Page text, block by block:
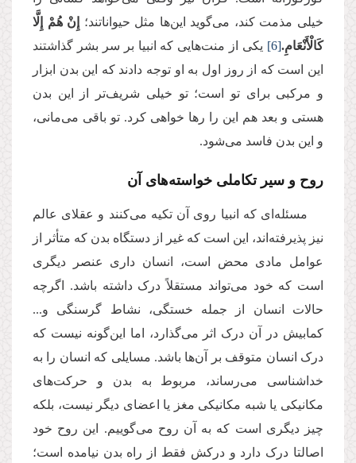
خیلی مذمت کند، می‌گوید این‌ها مثل حیواناتند؛
إِنْ هُمْ إِلَّا
كَالْأَنْعَامِ.[6] یکی از منت‌هایی که انبیا بر سر بشر گذاشتند
این است که از روز اول به او توجه دادند که این بدن ابزار
و مرکبی برای تو است؛ تو خیلی شریف‌تر از این بدن
هستی و بعد هم این را رها خواهی کرد. تو باقی می‌مانی،
و این بدن فاسد می‌شود.
روح و سیر تکاملی خواسته‌های آن
مسئله‌ای که انبیا روی آن تکیه می‌کنند و عقلای عالم
نیز پذیرفته‌اند، این است که غیر از دستگاه بدن که متأثر از
عوامل مادی محض است، انسان داری عنصر دیگری
است که خود می‌تواند مستقلاً درک داشته باشد. اگرچه
حالات انسان از جمله خستگی، نشاط گرسنگی و...
کمابیش در آن درک اثر می‌گذارد، اما این‌گونه نیست که
درک انسان متوقف بر آن‌ها باشد. مسایلی که انسان را به
خداشناسی می‌رساند، مربوط به بدن و حرکت‌های
مکانیکی یا شبه مکانیکی مغز یا اعضای دیگر نیست، بلکه
چیز دیگری است که به آن روح می‌گوییم. این روح خود
اصالتا درک دارد و درکش فقط از راه بدن نیامده است؛